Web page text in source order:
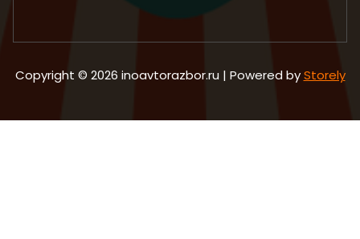
Copyright © 2026 inoavtorazbor.ru | Powered byStorely